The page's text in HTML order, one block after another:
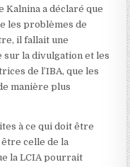
Kalnina a déclaré que
les problèmes de
il fallait une
la divulgation et les
de l’IBA, que les
manière plus
à ce qui doit être
celle de la
la LCIA pourrait